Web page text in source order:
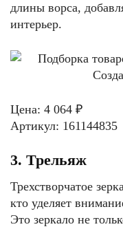
длины ворса,
интерьер.
Цена: 4 064 ₽
Артикул: 161144835
3. Трельяж
Трехстворчатое
кто уделяет
Это зеркало не